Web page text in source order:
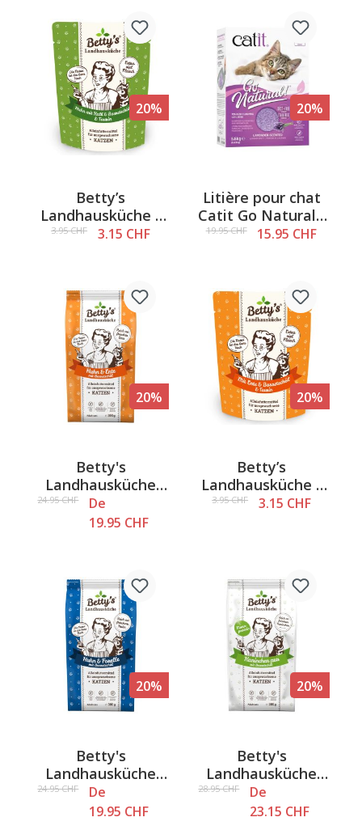
bourrache, 250 g
20%
Betty’s
Landhausküche -
Poulet et veau &
pour chats, 250 g
3.95 CHF 3.15 CHF
20%
Litière pour chat
Catit Go Natural -
Pois & Lavande,
19.95 CHF 15.95 CHF
20%
Betty's
Landhausküche
Adult - Poulet &
Canard, croquettes
24.95 CHF
De
19.95 CHF
20%
Betty’s
Landhausküche -
Canard & huile de
3.95 CHF 3.15 CHF
20%
Betty's
Landhausküche
Adult - Poulet &
Truite, croquettes
24.95 CHF
De
19.95 CHF
20%
Betty's
Landhausküche
Adult - Lapin pur,
croquettes pour
28.95 CHF
De
23.15 CHF